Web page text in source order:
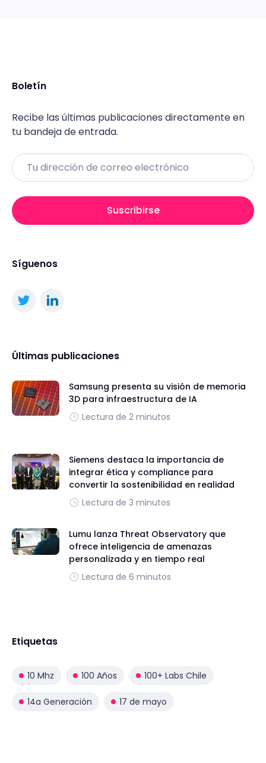
Boletín
Recibe las últimas publicaciones directamente en
tu bandeja de entrada.
Email
Suscribirse
Síguenos
Últimas publicaciones
Samsung presenta su visión de memoria
3D para infraestructura de IA
Lectura de 2 minutos
Siemens destaca la importancia de
integrar ética y compliance para
convertir la sostenibilidad en realidad
Lectura de 3 minutos
Lumu lanza Threat Observatory que
ofrece inteligencia de amenazas
personalizada y en tiempo real
Lectura de 6 minutos
Etiquetas
10 Mhz 100 Años 100+ Labs Chile
14a Generación 17 de mayo